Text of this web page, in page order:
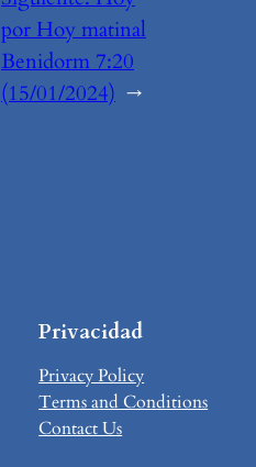
por Hoy matinal
Benidorm 7:20
(15/01/2024) →
Privacidad
Privacy Policy
Terms and Conditions
Contact Us